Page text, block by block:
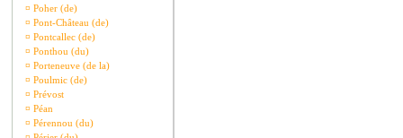
¤ Poher (de)
¤ Pont-Château (de)
¤ Pontcallec (de)
¤ Ponthou (du)
¤ Porteneuve (de la)
¤ Poulmic (de)
¤ Prévost
¤ Péan
¤ Pérennou (du)